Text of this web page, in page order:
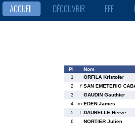
ACCUEIL DÉCOUVRIR FFE
Pl Nom
1
ORFILA Kristofer
2
f SAN EMETERIO
3
GAUDIN Gauthier
4
m EDEN James
5
f DAURELLE Herve
6
NORTIER Julien